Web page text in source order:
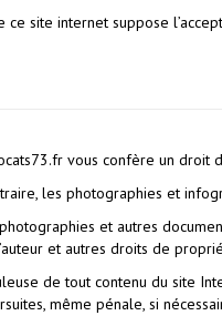
ce site internet suppose
vous confère un droit
les photographies et
et autres
et autres droits de
de tout contenu du site
même pénale, si